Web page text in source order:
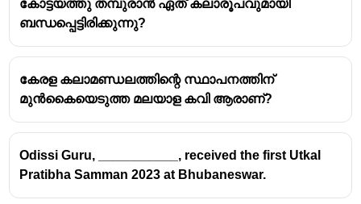
മേനോൻ പ്രശസ്ത കവിയാണ്, ഇരയിമ്മൻ തമ്പി
പ്രശസ്ത കവിയും സംഗീതസംവിധായകനുമാണ്,
ആലത്തൂർ തമ്പി വൈദ്യശാസ്ത്രത്തിലും
കഥകളിയുടെ ഉപജ്ഞാതാവ് കോട്ടാരക്കര
തമ്പുരാൻ മാത്രമാണ്
കോട്ടയത്തു തമ്പുരാൻ ഏത് കലാരൂപവുമായി
ബന്ധപ്പെട്ടിരിക്കുന്നു?
കേരള കലാമണ്ഡലത്തിന്റെ സ്ഥാപനത്തിന്
മുൻകൈയെടുത്ത മലയാള കവി ആരാണ്?
Odissi Guru, ___________, received the first Utkal
Pratibha Samman 2023 at Bhubaneswar.